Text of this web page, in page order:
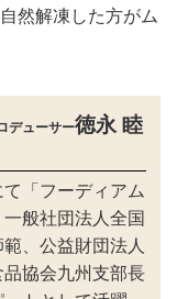
然解凍した方がム
デューサー徳永 睦
「フーディアム
一般社団法人全国
、公益財団法人
協会九州支部長